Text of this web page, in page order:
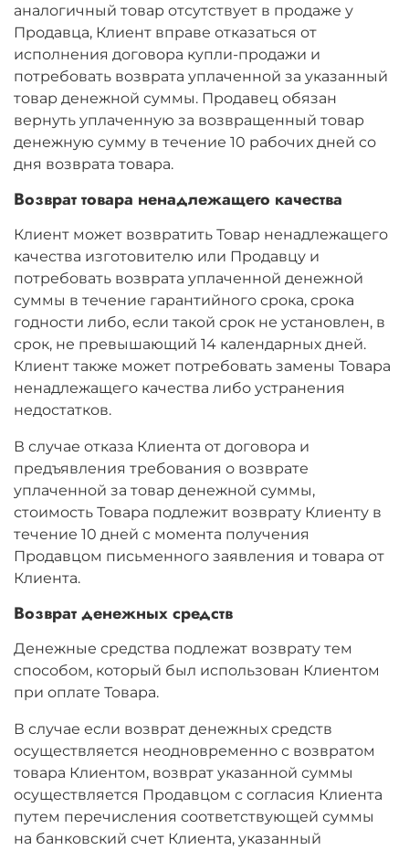
аналогичный товар отсутствует в продаже у
Продавца, Клиент вправе отказаться от
исполнения договора купли-продажи и
потребовать возврата уплаченной за указанный
товар денежной суммы. Продавец обязан
вернуть уплаченную за возвращенный товар
денежную сумму в течение 10 рабочих дней со
дня возврата товара.
Возврат товара ненадлежащего качества
Клиент может возвратить Товар ненадлежащего
качества изготовителю или Продавцу и
потребовать возврата уплаченной денежной
суммы в течение гарантийного срока, срока
годности либо, если такой срок не установлен, в
срок, не превышающий 14 календарных дней.
Клиент также может потребовать замены Товара
ненадлежащего качества либо устранения
недостатков.
В случае отказа Клиента от договора и
предъявления требования о возврате
уплаченной за товар денежной суммы,
стоимость Товара подлежит возврату Клиенту в
течение 10 дней с момента получения
Продавцом письменного заявления и товара от
Клиента.
Возврат денежных средств
Денежные средства подлежат возврату тем
способом, который был использован Клиентом
при оплате Товара.
В случае если возврат денежных средств
осуществляется неодновременно с возвратом
товара Клиентом, возврат указанной суммы
осуществляется Продавцом с согласия Клиента
путем перечисления соответствующей суммы
на банковский счет Клиента, указанный